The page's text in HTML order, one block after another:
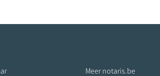
Meer notaris.be